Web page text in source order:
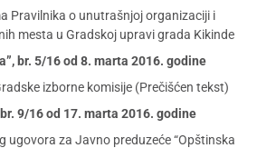
Pravilnika o unutrašnjoj organizaciji i
mesta u Gradskoj upravi grada Kikinde
br. 5/16 od 8. marta 2016. godine
izborne komisije (Prečišćen tekst)
9/16 od 17. marta 2016. godine
ugovora za Javno preduzeće “Opštinska